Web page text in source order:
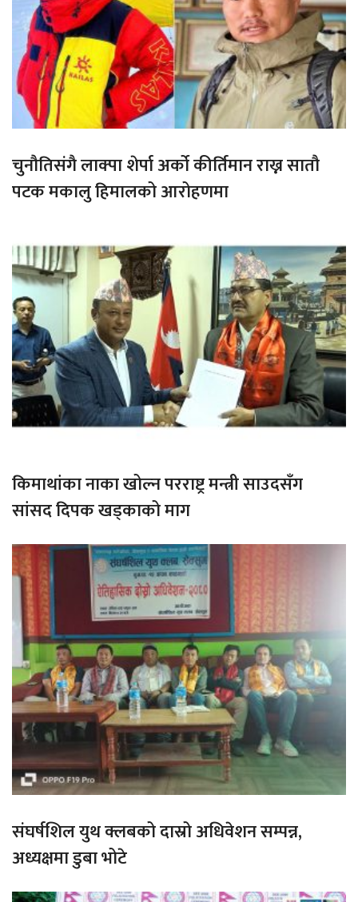
चुनौतिसंगै लाक्पा शेर्पा अर्को कीर्तिमान राख्न सातौ
पटक मकालु हिमालको आरोहणमा
किमाथांका नाका खोल्न परराष्ट्र मन्त्री साउदसँग
सांसद दिपक खड्काको माग
संघर्षशिल युथ क्लबको दास्रो अधिवेशन सम्पन्न,
अध्यक्षमा डुबा भोटे